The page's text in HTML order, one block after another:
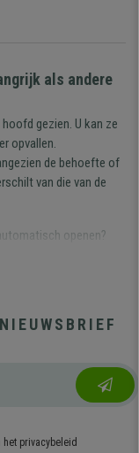
als andere
gezien. U kan ze
opvallen.
de behoefte of
van die van de
openen?
aan
Het is belangrijk
eigenschappen zijn
de aard van het
het privacybeleid